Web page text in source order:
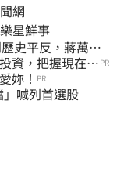
網
星鮮事
史平反，蔣萬安
資，把握現在不 PR
妳！ PR
喊列首選股